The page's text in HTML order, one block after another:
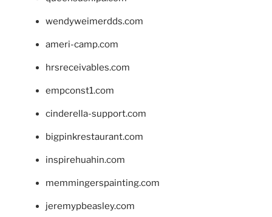
wendyweimerdds.com
ameri-camp.com
hrsreceivables.com
empconst1.com
cinderella-support.com
bigpinkrestaurant.com
inspirehuahin.com
memmingerspainting.com
jeremypbeasley.com